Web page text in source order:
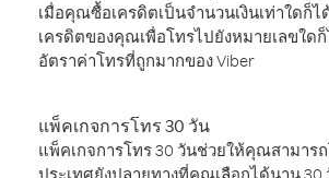
เมื่อคุณซื้อเครดิตเป็นจำนวนเงินเท่าใดก็
เครดิตของคุณเพื่อโทรไปยังหมายเลขใด
อัตราค่าโทรที่ถูกมากของ Viber
แพ็คเกจการโทร 30 วัน
แพ็คเกจการโทร 30 วันช่วยให้คุณสามาร